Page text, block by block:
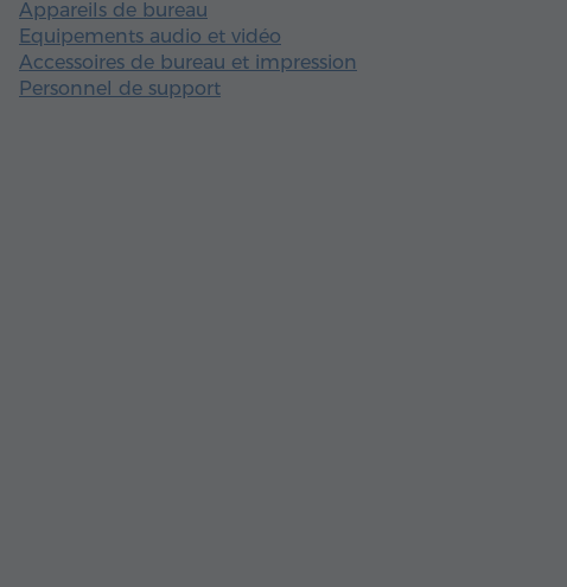
Appareils de bureau
Equipements audio et vidéo
Accessoires de bureau et impression
Personnel de support